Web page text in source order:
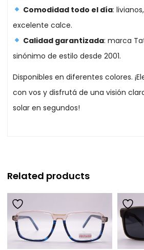
Comodidad todo el día:
excelente calce.
Calidad garantizada: marca
sinónimo de estilo desde 2001.
Disponibles en diferentes colores.
con vos y disfrutá de una visión
solar en segundos!
Related products